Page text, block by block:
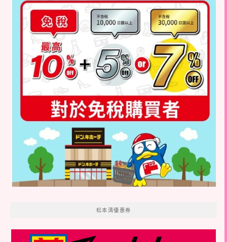
松本清優惠券